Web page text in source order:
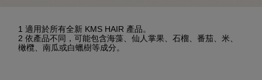
1 適用於所有全新 KMS HAIR 產品。
2 依產品不同，可能包含海藻、仙人掌果、石榴、番茄、米、
橄欖、南瓜或白蠟樹等成分。